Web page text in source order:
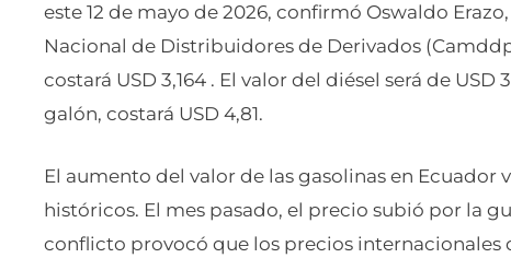
este 12 de mayo de 2026, confirmó Oswaldo
Nacional de Distribuidores de Derivados
costará USD 3,164 . El valor del diésel será de USD
galón, costará USD 4,81.
El aumento del valor de las gasolinas en Ecuador
históricos. El mes pasado, el precio subió por la
conflicto provocó que los precios internacionales